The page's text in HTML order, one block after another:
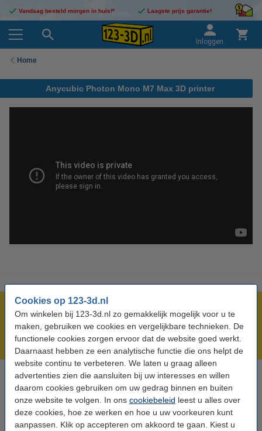
Cookies op 123-3d.nl
Om winkelen bij 123-3d.nl zo gemakkelijk mogelijk voor u te
maken, gebruiken we cookies en vergelijkbare technieken. De
functionele cookies zorgen ervoor dat de website goed werkt.
Daarnaast hebben ze een analytische functie die ons helpt de
website continu te verbeteren. We laten u graag alleen
advertenties zien die aansluiten bij uw interesses en willen
daarom cookies gebruiken om uw gedrag binnen en buiten
onze website te volgen. In ons cookiebeleid leest u alles over
deze cookies, hoe ze werken en hoe u uw voorkeuren kunt
aanpassen. Klik op accepteren om akkoord te gaan. Kiest u
Vandaag besteld morgen in huis!* Laagste prijs garantie!
Inloggen
Home
Anycubic Photon Mono M7 Max 3D printer
Meer dan 5 miljoen klanten!
Voor 23.59 uur besteld, morgen in huis!
Laagste prijs garantie!
Hulp nodig? Bel ons op 0294-787127
Op werkdagen van 9.00 tot 22.00 uur
3D printer onderdelen